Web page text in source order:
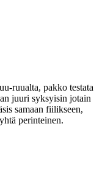
ruualta, pakko testata
juuri syksyisin jotain
samaan fiilikseen,
perinteinen.